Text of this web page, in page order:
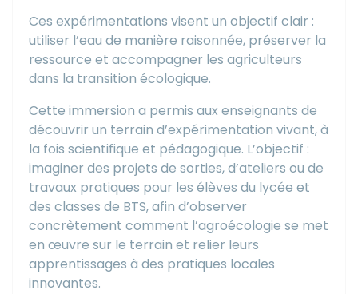
Ces expérimentations visent un objectif clair :
utiliser l’eau de manière raisonnée, préserver la
ressource et accompagner les agriculteurs
dans la transition écologique.
Cette immersion a permis aux enseignants de
découvrir un terrain d’expérimentation vivant, à
la fois scientifique et pédagogique. L’objectif :
imaginer des projets de sorties, d’ateliers ou de
travaux pratiques pour les élèves du lycée et
des classes de BTS, afin d’observer
concrètement comment l’agroécologie se met
en œuvre sur le terrain et relier leurs
apprentissages à des pratiques locales
innovantes.